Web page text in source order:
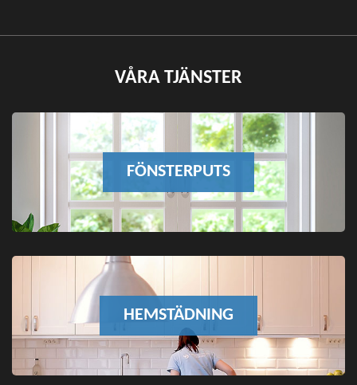
VÅRA TJÄNSTER
FÖNSTERPUTS
HEMSTÄDNING